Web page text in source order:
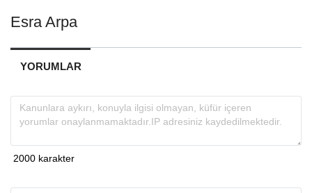
Esra Arpa
YORUMLAR